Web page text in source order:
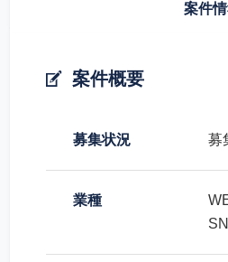
案件
案件概要
募集状況 募
業種